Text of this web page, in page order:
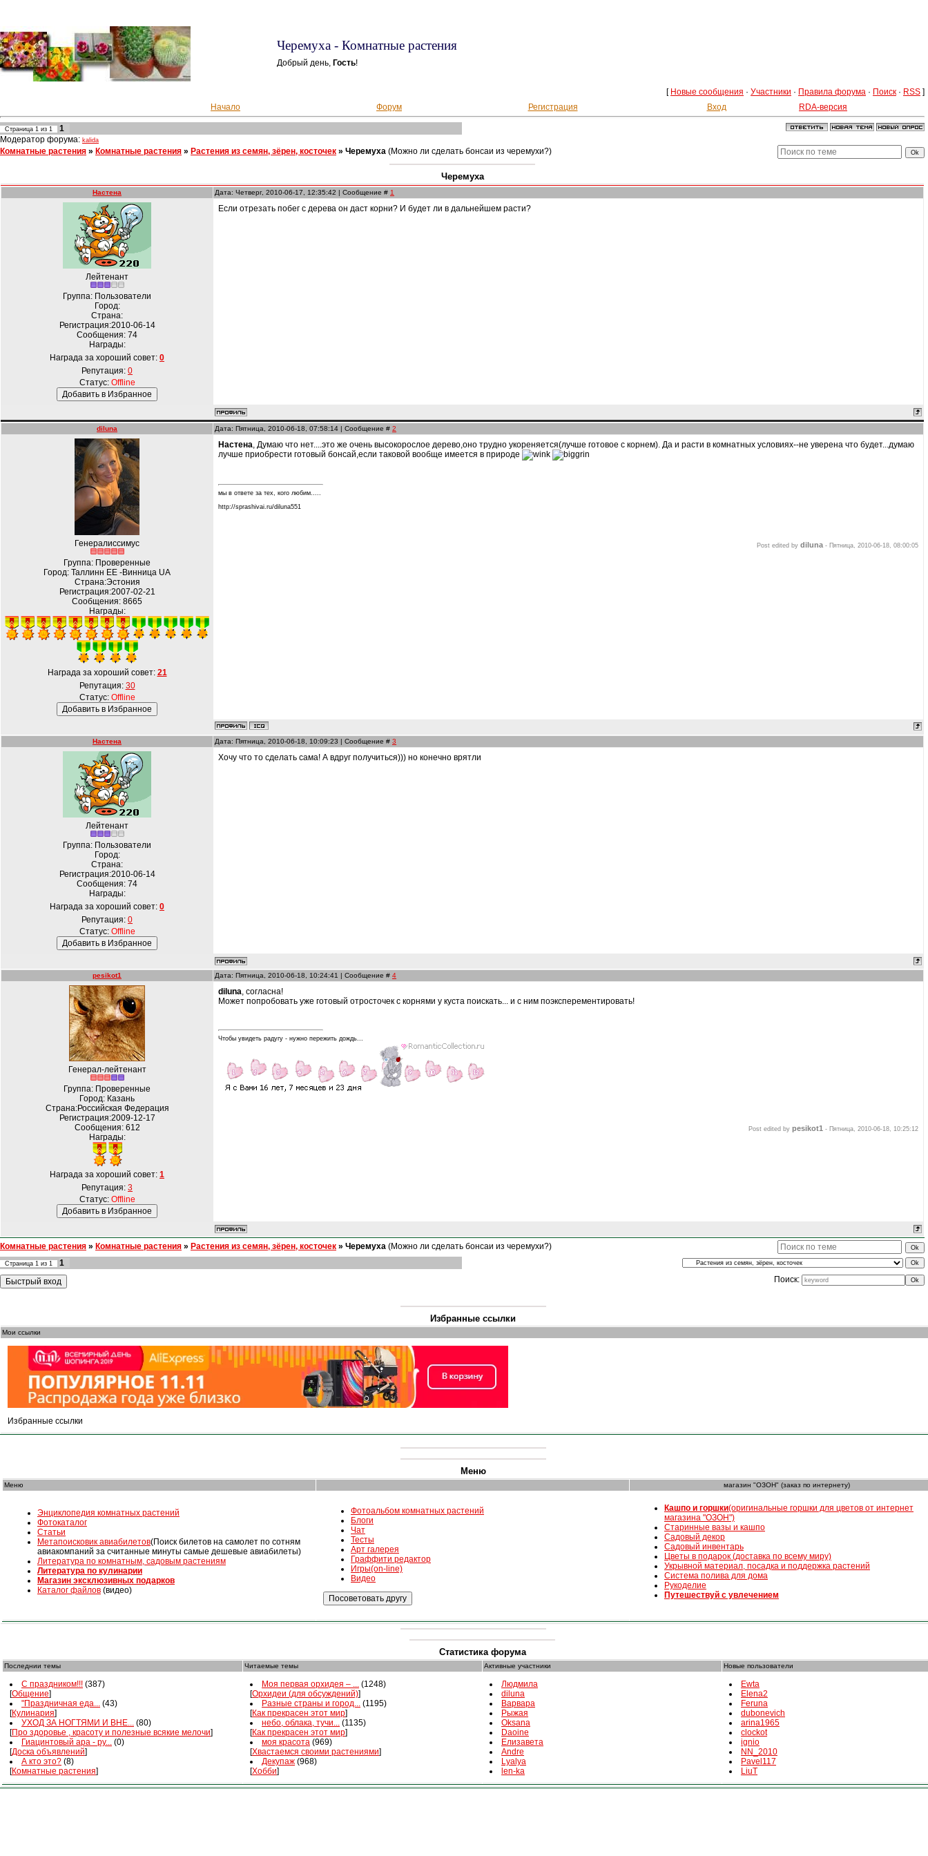
Черемуха - Комнатные растения
Добрый день, Гость!
[ Новые сообщения · Участники · Правила форума · Поиск · RSS ]
Начало
Форум Регистрация Вход RDA-версия
Страница 1 из 1
1
Модератор форума: kalida
Комнатные растения » Комнатные растения » Растения из семян, зёрен, косточек » Черемуха (Можно ли сделать бонсаи из черемухи?)
Черемуха
Настена Дата: Четверг, 2010-06-17, 12:35:42 | Сообщение # 1
Лейтенант
Группа: Пользователи
Город:
Страна:
Регистрация:2010-06-14
Сообщения: 74
Награды:
Награда за хороший совет: 0
Репутация: 0
Статус: Offline
Если отрезать побег с дерева он даст корни? И будет ли в дальнейшем расти?
diluna Дата: Пятница, 2010-06-18, 07:58:14 | Сообщение # 2
Генералиссимус
Группа: Проверенные
Город: Таллинн EE -Винница UA
Страна:Эстония
Регистрация:2007-02-21
Сообщения: 8665
Награды:
Награда за хороший совет: 21
Репутация: 30
Статус: Offline
Настена, Думаю что нет....это же очень высокорослое дерево,оно трудно укореняется(лучше готовое с корнем). Да и расти в комнатных условиях--не уверена что будет...думаю
лучше приобрести готовый бонсай,если таковой вообще имеется в природе
мы в ответе за тех, кого любим.....
http://sprashivai.ru/diluna551
Post edited by diluna - Пятница, 2010-06-18, 08:00:05
Настена Дата: Пятница, 2010-06-18, 10:09:23 | Сообщение # 3
Лейтенант
Группа: Пользователи
Город:
Страна:
Регистрация:2010-06-14
Сообщения: 74
Награды:
Награда за хороший совет: 0
Репутация: 0
Статус: Offline
Хочу что то сделать сама! А вдруг получиться))) но конечно врятли
pesikot1 Дата: Пятница, 2010-06-18, 10:24:41 | Сообщение # 4
Генерал-лейтенант
Группа: Проверенные
Город: Казань
Страна:Российская Федерация
Регистрация:2009-12-17
Сообщения: 612
Награды:
Награда за хороший совет: 1
Репутация: 3
Статус: Offline
diluna, согласна!
Может попробовать уже готовый отросточек с корнями у куста поискать... и с ним поэксперементировать!
Чтобы увидеть радугу - нужно пережить дождь...
Post edited by pesikot1 - Пятница, 2010-06-18, 10:25:12
Комнатные растения » Комнатные растения » Растения из семян, зёрен, косточек » Черемуха (Можно ли сделать бонсаи из черемухи?)
Страница 1 из 1
1
Поиск:
Избранные ссылки
Мои ссылки
Избранные ссылки
Меню
Меню магазин "ОЗОН" (заказ по интернету)
Энциклопедия комнатных растений
Фотокаталог
Статьи
Mетапоисковик авиабилетов(Поиск билетов на самолет по сотням
авиакомпаний за считанные минуты самые дешевые авиабилеты)
Литература по комнатным, садовым растениям
Литература по кулинарии
Магазин эксклюзивных подарков
Каталог файлов (видео)
Фотоальбом комнатных растений
Блоги
Чат
Тесты
Арт галерея
Граффити редактор
Игры(on-line)
Видео
Кашпо и горшки(оригинальные горшки для цветов от интернет
магазина "ОЗОН")
Старинные вазы и кашпо
Садовый декор
Садовый инвентарь
Цветы в подарок (доставка по всему миру)
Укрывной материал, посадка и поддержка растений
Система полива для дома
Рукоделие
Путешествуй с увлечением
Статистика форума
Последнии темы Читаемые темы Активные участники Новые пользователи
С праздником!!! (387)
[Общение]
"Праздничная еда... (43)
[Кулинария]
УХОД ЗА НОГТЯМИ И ВНЕ... (80)
[Про здоровье , красоту и полезные всякие мелочи]
Гиацинтовый ара - ру... (0)
[Доска объявлений]
А кто это? (8)
[Комнатные растения]
Моя первая орхидея – ... (1248)
[Орхидеи (для обсуждений)]
Разные страны и город... (1195)
[Как прекрасен этот мир]
небо, облака, тучи... (1135)
[Как прекрасен этот мир]
моя красота (969)
[Хвастаемся своими растениями]
Декупаж (968)
[Хобби]
Людмила
diluna
Варвара
Рыжая
Oksana
Daoine
Елизавета
Andre
Lyalya
len-ka
Ewta
Elena2
Feruna
dubonevich
arina1965
clockot
ignio
NN_2010
Pavel117
LiuT